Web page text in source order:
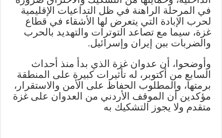
في المرحلة الراهنة في ظل التداعيات الإقليمية
لحرب الإبادة التي يتعرض لها الأشقاء في قطاع
غزة، سيما مع تصاعد التوترات والتهديد بالحرب
والضربات ببن إيران وإسرائيل.
وأوضحوا، أن عدوان غزة الذي بدأ منذ أحداث
السابع من أكتوبر، له تأثيرات كبيرة على المنطقة
برمتها، والمطلوب الحفاظ على الأمن والاستقرار،
مؤكدين أن الموقف الأردني من العدوان على غزة
متقدم ولا يجوز التشكيك به